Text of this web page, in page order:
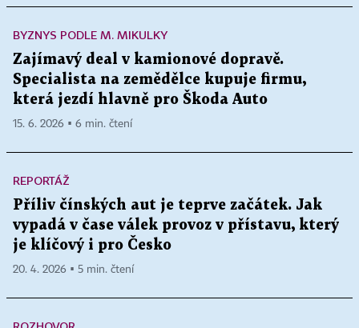
BYZNYS PODLE M. MIKULKY
Zajímavý deal v kamionové dopravě.
Specialista na zemědělce kupuje firmu,
která jezdí hlavně pro Škoda Auto
15. 6. 2026 ▪ 6 min. čtení
REPORTÁŽ
Příliv čínských aut je teprve začátek. Jak
vypadá v čase válek provoz v přístavu, který
je klíčový i pro Česko
20. 4. 2026 ▪ 5 min. čtení